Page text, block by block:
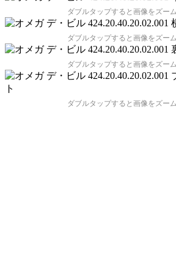
ダブルタップすると画像をズー
ダブルタップすると画像をズー
ダブルタップすると画像をズー
ダブルタップすると画像をズー